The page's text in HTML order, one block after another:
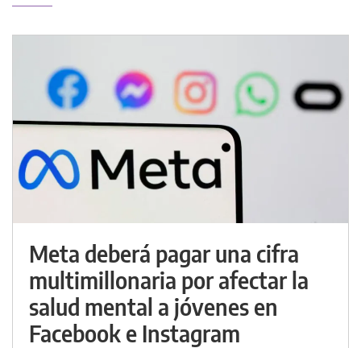
Meta deberá pagar una cifra
multimillonaria por afectar la
salud mental a jóvenes en
Facebook e Instagram